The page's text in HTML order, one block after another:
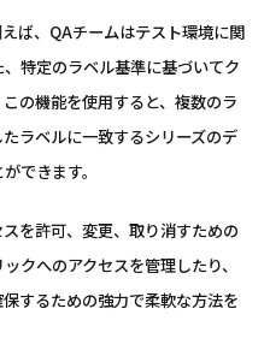
ば、QAチームはテスト環境に関
特定のラベル基準に基づいてク
の機能を使用すると、複数のラ
ラベルに一致するシリーズのデ
できます。
を許可、変更、取り消すための
クへのアクセスを管理したり、
するための強力で柔軟な方法を